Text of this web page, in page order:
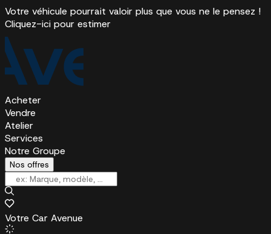
Votre véhicule pourrait valoir plus que vous ne le pensez !
Cliquez-ici pour estimer
Acheter
Vendre
Atelier
Services
Notre Groupe
Nos offres
Votre Car Avenue